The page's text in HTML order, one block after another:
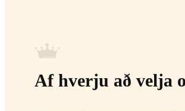
Af hverju að velja